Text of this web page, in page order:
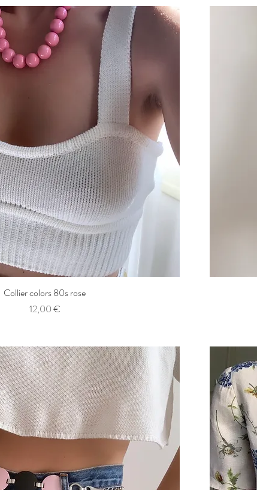
Aperçu rapide
Collier colors 80s rose
Prix
12,00 €